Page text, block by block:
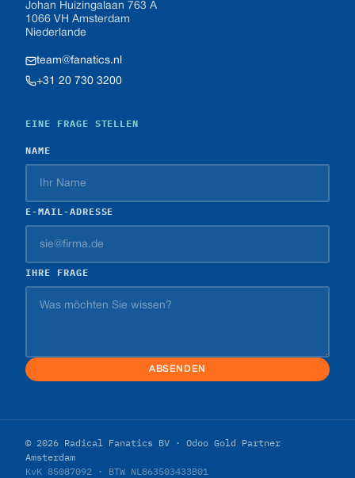
Johan Huizingalaan 763 A
1066 VH Amsterdam
Niederlande
team@fanatics.nl
+31 20 730 3200
EINE FRAGE STELLEN
NAME
E-MAIL-ADRESSE
IHRE FRAGE
ABSENDEN
© 2026 Radical Fanatics BV · Odoo Gold Partner
Amsterdam
KvK 85087092 · BTW NL863503433B01